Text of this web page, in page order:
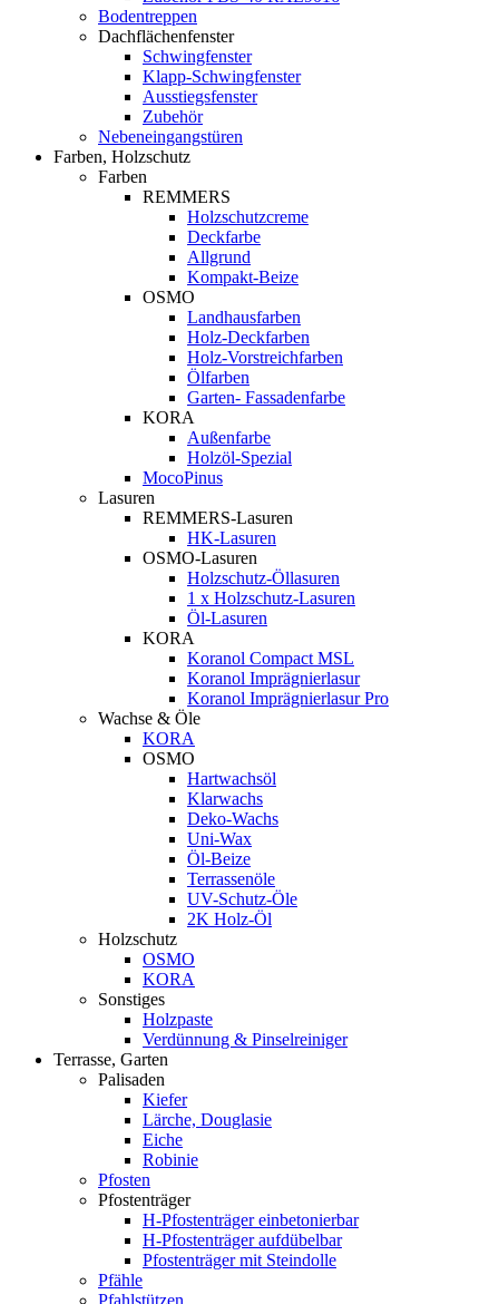
Bodentreppen
Dachflächenfenster
Schwingfenster
Klapp-Schwingfenster
Ausstiegsfenster
Zubehör
Nebeneingangstüren
Farben, Holzschutz
Farben
REMMERS
Holzschutzcreme
Deckfarbe
Allgrund
Kompakt-Beize
OSMO
Landhausfarben
Holz-Deckfarben
Holz-Vorstreichfarben
Ölfarben
Garten- Fassadenfarbe
KORA
Außenfarbe
Holzöl-Spezial
MocoPinus
Lasuren
REMMERS-Lasuren
HK-Lasuren
OSMO-Lasuren
Holzschutz-Öllasuren
1 x Holzschutz-Lasuren
Öl-Lasuren
KORA
Koranol Compact MSL
Koranol Imprägnierlasur
Koranol Imprägnierlasur Pro
Wachse & Öle
KORA
OSMO
Hartwachsöl
Klarwachs
Deko-Wachs
Uni-Wax
Öl-Beize
Terrassenöle
UV-Schutz-Öle
2K Holz-Öl
Holzschutz
OSMO
KORA
Sonstiges
Holzpaste
Verdünnung & Pinselreiniger
Terrasse, Garten
Palisaden
Kiefer
Lärche, Douglasie
Eiche
Robinie
Pfosten
Pfostenträger
H-Pfostenträger einbetonierbar
H-Pfostenträger aufdübelbar
Pfostenträger mit Steindolle
Pfähle
Pfahlstützen